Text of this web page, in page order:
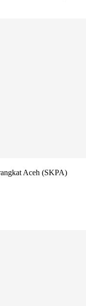
Aceh (SKPA)